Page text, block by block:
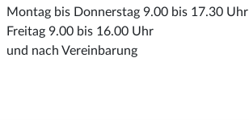
Montag bis Donnerstag 9.00 bis 17.30 Uhr
Freitag 9.00 bis 16.00 Uhr
und nach Vereinbarung